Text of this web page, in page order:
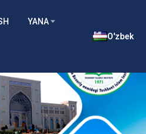
YANA
O'zbek